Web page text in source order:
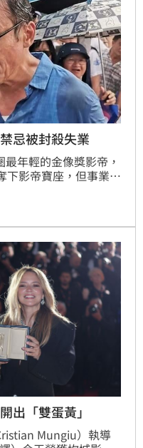
忌被封殺失業
年輕的金像獎影帝，
下影帝寶座，但事業正
甚至一度靠在街頭擺
出「雙蛋黃」
Mungiu）執導